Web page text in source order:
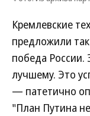
Кремлевские
предложили
победа
лучшему. Это
— патетично
"План Путина